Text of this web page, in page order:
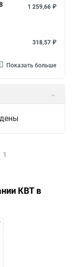
1 259,66 ₽
318,57 ₽
Показать больше
1
КВТ в